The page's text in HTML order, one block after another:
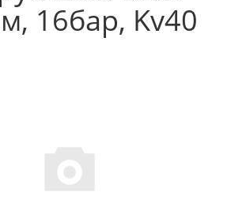
16бар, Kv40